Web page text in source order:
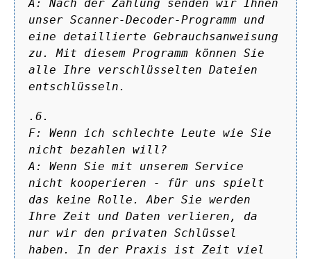
A: Nach der Zahlung senden wir Ihnen
unser Scanner-Decoder-Programm und
eine detaillierte Gebrauchsanweisung
zu. Mit diesem Programm können Sie
alle Ihre verschlüsselten Dateien
entschlüsseln.
.6.
F: Wenn ich schlechte Leute wie Sie
nicht bezahlen will?
A: Wenn Sie mit unserem Service
nicht kooperieren - für uns spielt
das keine Rolle. Aber Sie werden
Ihre Zeit und Daten verlieren, da
nur wir den privaten Schlüssel
haben. In der Praxis ist Zeit viel